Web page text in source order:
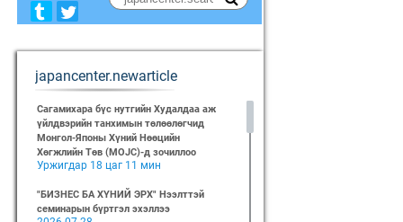
japancenter.newarticle
Сагамихара бүс нутгийн Худалдаа аж
үйлдвэрийн танхимын төлөөлөгчид
Монгол-Японы Хүний Нөөцийн
Хөгжлийн Төв (MOJC)-д зочиллоо
Уржигдар 18 цаг 11 мин
"БИЗНЕС БА ХҮНИЙ ЭРХ" Нээлттэй
семинарын бүртгэл эхэллээ